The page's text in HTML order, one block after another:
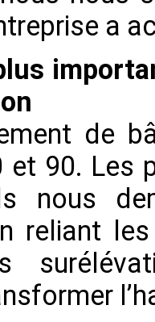
a
de
et 90. Les
nous
reliant